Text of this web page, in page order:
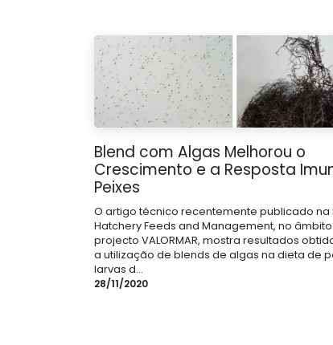
Blend com Algas Melhorou o
Crescimento e a Resposta
Peixes
O artigo técnico recentemente publicado na
Hatchery Feeds and Management, no
projecto VALORMAR, mostra resultados
a utilização de blends de algas na dieta de
larvas d...
28/11/2020